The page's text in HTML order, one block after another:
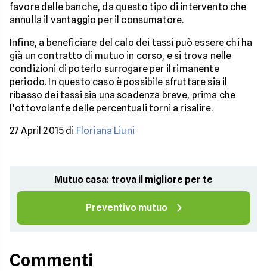
favore delle banche, da questo tipo di intervento che
annulla il vantaggio per il consumatore.
Infine, a beneficiare del calo dei tassi può essere chi ha
già un contratto di mutuo in corso, e si trova nelle
condizioni di poterlo surrogare per il rimanente
periodo. In questo caso è possibile sfruttare sia il
ribasso dei tassi sia una scadenza breve, prima che
l’ottovolante delle percentuali torni a risalire.
27 April 2015 di Floriana Liuni
Mutuo casa: trova il migliore per te
Preventivo mutuo
Commenti